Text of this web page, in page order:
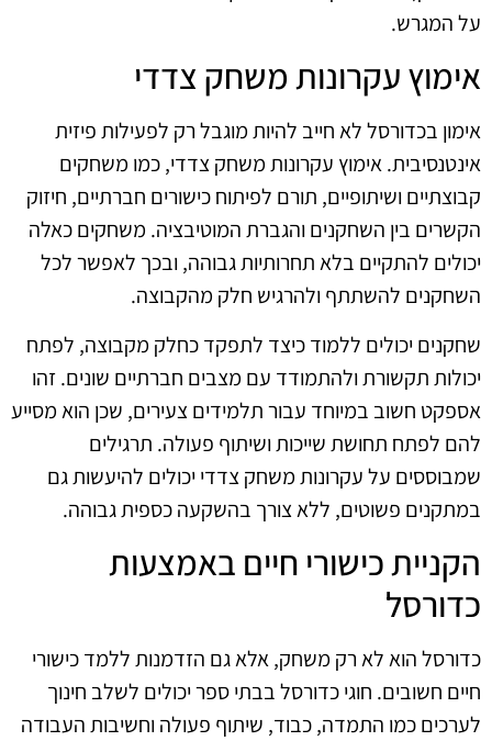
על המגרש.
אימוץ עקרונות משחק צדדי
אימון בכדורסל לא חייב להיות מוגבל רק לפעילות פיזית
אינטנסיבית. אימוץ עקרונות משחק צדדי, כמו משחקים
קבוצתיים ושיתופיים, תורם לפיתוח כישורים חברתיים, חיזוק
הקשרים בין השחקנים והגברת המוטיבציה. משחקים כאלה
יכולים להתקיים בלא תחרותיות גבוהה, ובכך לאפשר לכל
השחקנים להשתתף ולהרגיש חלק מהקבוצה.
שחקנים יכולים ללמוד כיצד לתפקד כחלק מקבוצה, לפתח
יכולות תקשורת ולהתמודד עם מצבים חברתיים שונים. זהו
אספקט חשוב במיוחד עבור תלמידים צעירים, שכן הוא מסייע
להם לפתח תחושת שייכות ושיתוף פעולה. תרגילים
שמבוססים על עקרונות משחק צדדי יכולים להיעשות גם
במתקנים פשוטים, ללא צורך בהשקעה כספית גבוהה.
הקניית כישורי חיים באמצעות
כדורסל
כדורסל הוא לא רק משחק, אלא גם הזדמנות ללמד כישורי
חיים חשובים. חוגי כדורסל בבתי ספר יכולים לשלב חינוך
לערכים כמו התמדה, כבוד, שיתוף פעולה וחשיבות העבודה